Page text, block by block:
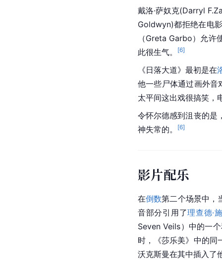
戴洛·萨奴克(Darryl
Goldwyn)都拒绝在电
（Greta Garbo）允许
此很生气。
[6]
《日落大道》最初是在
他一些尸体通过画外音
太平间这出戏很搞笑，
令怀尔德感到沮丧的是
神失常的。
[6]
影片配乐
在倒数第二个场景中，
音部分引用了理查德·
Seven Veils）中的一
时，《莎乐美》中的同
沃克斯曼在其中插入了